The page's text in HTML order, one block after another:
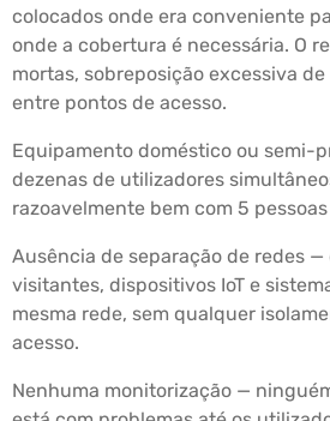
colocados onde era conveniente
onde a cobertura é necessária. O
mortas, sobreposição excessiva
entre pontos de acesso.
Equipamento doméstico ou semi-
dezenas de utilizadores
razoavelmente bem com 5
Ausência de separação de redes —
visitantes, dispositivos IoT e
mesma rede, sem qualquer
acesso.
Nenhuma monitorização —